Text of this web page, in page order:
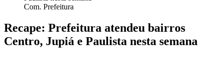
Com. Prefeitura
Recape: Prefeitura atendeu bairros
Centro, Jupiá e Paulista nesta semana